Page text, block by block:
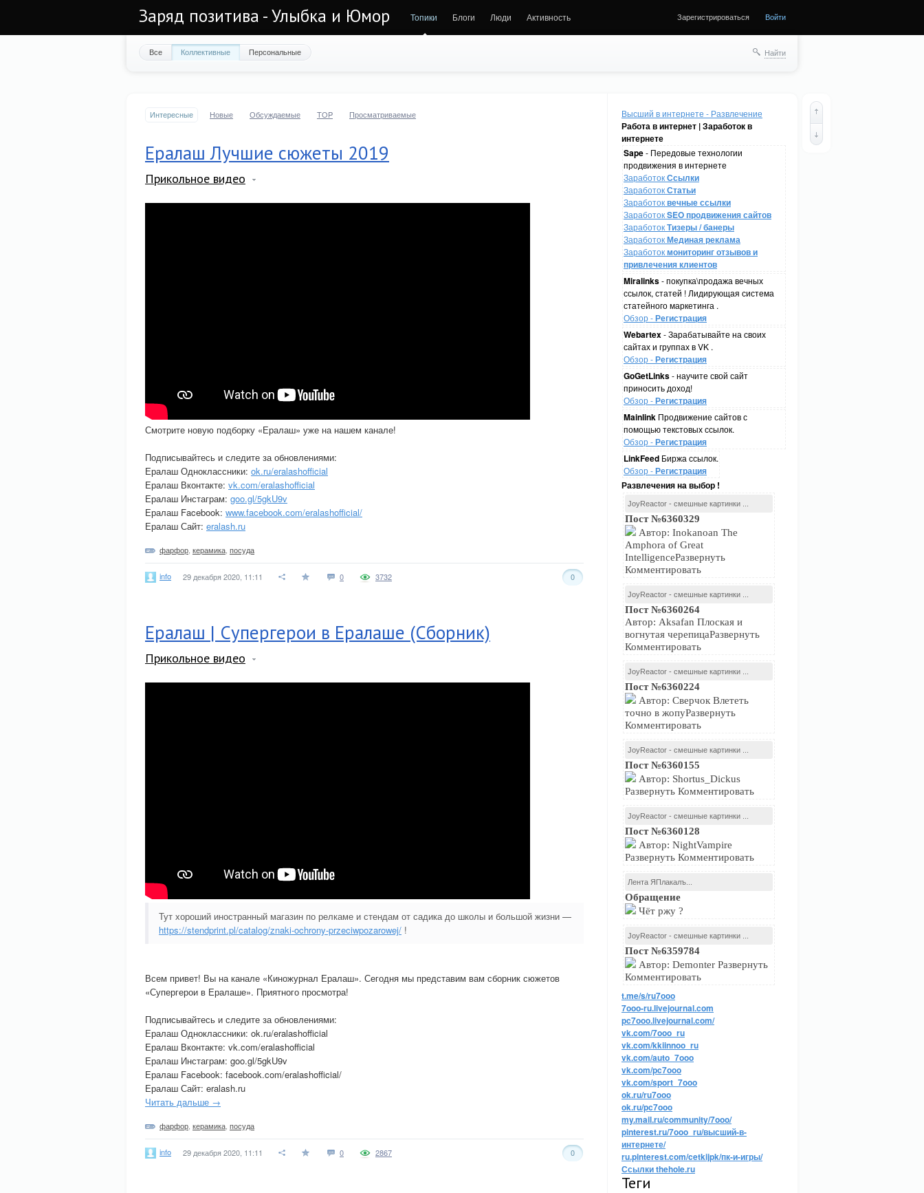
Заряд позитива - Улыбка и Юмор Топики Блоги Люди Активность Зарегистрироваться Войти
Все Коллективные Персональные Найти
Высший в интернете - Развлечение
Работа в интернет | Заработок в
интернете
Sape- Передовые технологии
продвижения в интернете
ЗаработокСсылки
ЗаработокСтатьи
Заработоквечные ссылки
ЗаработокSEO продвижения сайтов
ЗаработокТизеры / банеры
ЗаработокМединая реклама
Заработокмониторинг отзывов и
привлечения клиентов
Miralinks- покупка\продажа вечных
ссылок, статей ! Лидирующая система
статейного маркетинга .
Обзор -Регистрация
Webartex- Зарабатывайте на своих
сайтах и группах в VK .
Обзор -Регистрация
GoGetLinks- научите свой сайт
приносить доход!
Обзор -Регистрация
Mainlink Продвижение сайтов с
помощью текстовых ссылок.
Обзор -Регистрация
LinkFeed Биржа ссылок.
Обзор -Регистрация
Развлечения на выбор !
JoyReactor - смешные картинки ...
Пост №6360329
Автор: Inokanoan The
Amphora of Great
IntelligenceРазвернуть
Комментировать
JoyReactor - смешные картинки ...
Пост №6360264
Автор: Aksafan Плоская и
вогнутая черепицаРазвернуть
Комментировать
JoyReactor - смешные картинки ...
Пост №6360224
Автор: Сверчок Влететь
точно в жопуРазвернуть
Комментировать
JoyReactor - смешные картинки ...
Пост №6360155
Автор: Shortus_Dickus
Развернуть Комментировать
JoyReactor - смешные картинки ...
Пост №6360128
Автор: NightVampire
Развернуть Комментировать
Лента ЯПлакалъ...
Обращение
Чёт ржу ?
JoyReactor - смешные картинки ...
Пост №6359784
Автор: Demonter Развернуть
Комментировать
t.me/s/ru7ooo
7ooo-ru.livejournal.com
pc7ooo.livejournal.com/
vk.com/7ooo_ru
vk.com/kkiinnoo_ru
vk.com/auto_7ooo
vk.com/pc7ooo
vk.com/sport_7ooo
ok.ru/ru7ooo
ok.ru/pc7ooo
my.mail.ru/community/7ooo/
pinterest.ru/7ooo_ru/высший-в-
интернете/
ru.pinterest.com/cetkijpk/пк-и-игры/
Ссылки thehole.ru
Теги
Интересные Новые Обсуждаемые TOP Просматриваемые
Ералаш Лучшие сюжеты 2019
Прикольное видео
Смотрите новую подборку «Ералаш» уже на нашем канале!
Подписывайтесь и следите за обновлениями:
Ералаш Одноклассники: ok.ru/eralashofficial
Ералаш Вконтакте: vk.com/eralashofficial
Ералаш Инстаграм: goo.gl/5gkU9v
Ералаш Facebook: www.facebook.com/eralashofficial/
Ералаш Сайт: eralash.ru
фарфор керамика посуда
info 29 декабря 2020, 11:11 0 0
3732
Ералаш | Супергерои в Ералаше (Сборник)
Прикольное видео
Тут хороший иностранный магазин по релкаме и стендам от садика до школы и большой жизни —
https://stendprint.pl/catalog/znaki-ochrony-przeciwpozarowej/ !
Всем привет! Вы на канале «Киножурнал Ералаш». Сегодня мы представим вам сборник сюжетов
«Супергерои в Ералаше». Приятного просмотра!
Подписывайтесь и следите за обновлениями:
Ералаш Одноклассники: ok.ru/eralashofficial
Ералаш Вконтакте: vk.com/eralashofficial
Ералаш Инстаграм: goo.gl/5gkU9v
Ералаш Facebook: facebook.com/eralashofficial/
Ералаш Сайт: eralash.ru
Читать дальше →
фарфор керамика посуда
info 29 декабря 2020, 11:11 0 0
2867